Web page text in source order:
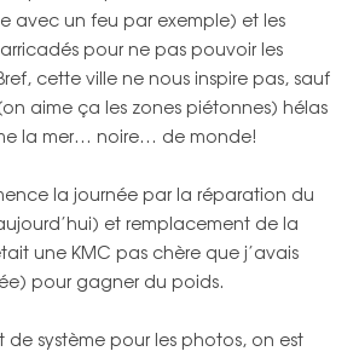
avec un feu par exemple) et les
pour ne pas pouvoir les
cette ville ne nous inspire pas, sauf
aime ça les zones piétonnes) hélas
la mer… noire… de monde!
la journée par la réparation du
et remplacement de la
une KMC pas chère que j’avais
pour gagner du poids.
système pour les photos, on est